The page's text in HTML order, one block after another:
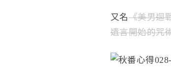
又名《美男迴
遺言開始的咒